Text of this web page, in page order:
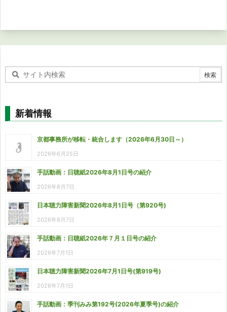
新着情報
京都事務所が移転・統合します（2026年6月30日～）
2026年6月25日
手話動画：日聴紙2026年8月1日号の紹介
2026年8月7日
日本聴力障害新聞2026年8月1日号（第920号)
2026年8月7日
手話動画：日聴紙2026年７月１日号の紹介
2026年7月1日
日本聴力障害新聞2026年7月1日号(第919号)
2026年7月1日
手話動画：季刊みみ第192号(2026年夏季号)の紹介